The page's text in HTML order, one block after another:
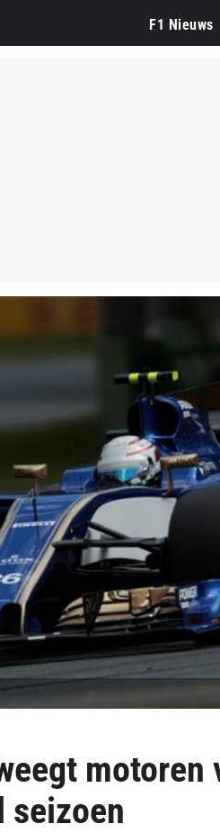
F1 Nieuws
motoren
seizoen